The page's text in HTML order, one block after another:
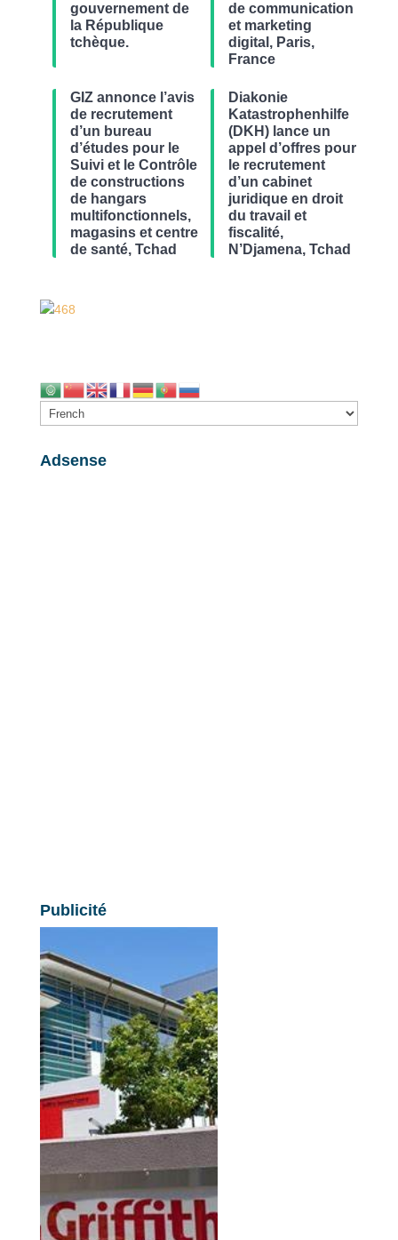
gouvernement de
la République
tchèque.
de communication
et marketing
digital, Paris,
France
GIZ annonce l’avis
de recrutement
d’un bureau
d’études pour le
Suivi et le Contrôle
de constructions
de hangars
multifonctionnels,
magasins et centre
de santé, Tchad
Diakonie
Katastrophenhilfe
(DKH) lance un
appel d’offres pour
le recrutement
d’un cabinet
juridique en droit
du travail et
fiscalité,
N’Djamena, Tchad
Adsense
Publicité